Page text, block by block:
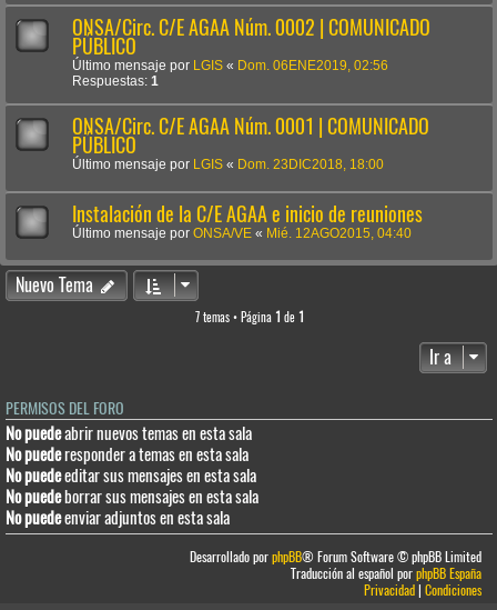
ONSA/Circ. C/E AGAA Núm. 0002 | COMUNICADO
PÚBLICO
Último mensaje por LGIS « Dom. 06ENE2019, 02:56
Respuestas: 1
ONSA/Circ. C/E AGAA Núm. 0001 | COMUNICADO
PÚBLICO
Último mensaje por LGIS « Dom. 23DIC2018, 18:00
Instalación de la C/E AGAA e inicio de reuniones
Último mensaje por ONSA/VE « Mié. 12AGO2015, 04:40
Nuevo Tema
7 temas • Página 1 de 1
Ir a
PERMISOS DEL FORO
No puedeabrir nuevos temas en esta sala
No puederesponder a temas en esta sala
No puedeeditar sus mensajes en esta sala
No puedeborrar sus mensajes en esta sala
No puedeenviar adjuntos en esta sala
Desarrollado porphpBB® Forum Software © phpBB Limited
Traducción al español porphpBB España
Privacidad|Condiciones